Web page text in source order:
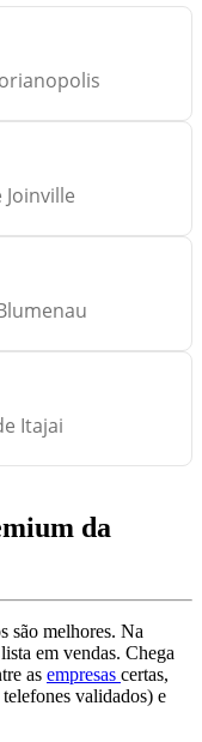
Itajai
da
são melhores. Na
em vendas. Chega
as empresas certas,
validados) e